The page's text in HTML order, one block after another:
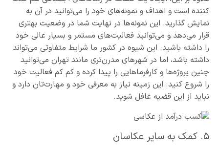
کننده است و اهداف و نمونه‌های خود را می‌توانید در آن به
نمایش گذارید. این نمونه‌ها در نهایت شما در وضعیت بهتری
قرار می‌دهد و می‌توانید فعالیت‌های مستمر و بسیار عالی خود
را داشته باشید. این شیوه در کشور ما شرایط متفاوتی می‌تواند
داشته باشد، اما در شهرهای مدرن‌تری مانند تهران می‌توانید
چنین پروژه‌ها و کارفرماهایی را پیدا کرده و کم کم فعالیت خود
را شروع کنید. این زمینه نیاز به معرفی خود و مهارت‌تان دارد و
نباید از این قضیه غافل شوید.
۵. کمک به سایر عکاسان